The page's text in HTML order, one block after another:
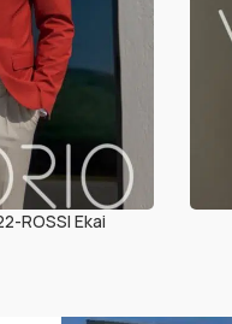
ROSSI Ekai